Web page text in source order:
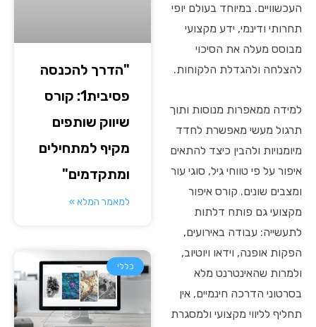
העכשוויים. במיוחד בעולם יופי
תחרותי ודינמי, ידע מקצועי
מבוסס מעלה את הסיכוי
להצלחה ולהגדלת הלקוחות.
למידה ממאפרות מנוסות ותוך
תרגול מעשי מאפשרת לחדד
מיומנויות ולהבין כיצד להתאים
איפור על פי טווחי גיל, סוגי עור
ומצבים שונים. קורס איפור
מקצועי גם פותח דלתות
לתעשייה: עבודה באירועים,
הפקות אופנה, וידאו ויוטיוב,
ולמרות שהאינטרנט מלא
בסרטוני הדרכה חינמיים, אין
תחליף לליווי מקצועי ולמסגרת
"הדרך להכנסה
פסיבית1: קורס
שיווק שותפים
מקיף למתחילים
ומתקדמים"
למאמר המלא »
כללי